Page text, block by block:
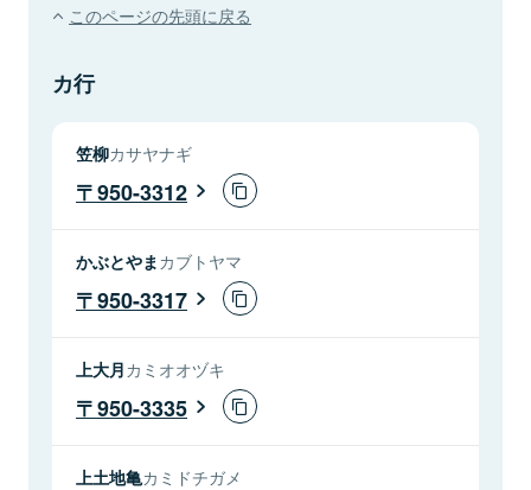
このページの先頭に戻る
カ行
笠柳カサヤナギ
950-3312
かぶとやま カブトヤマ
950-3317
上大月カミオオヅキ
950-3335
上土地亀カミドチガメ